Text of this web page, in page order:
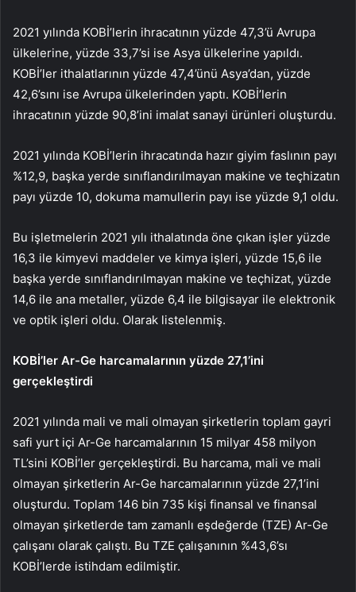
2021 yılında KOBİ’lerin ihracatının yüzde 47,3’ü Avrupa
ülkelerine, yüzde 33,7’si ise Asya ülkelerine yapıldı.
KOBİ’ler ithalatlarının yüzde 47,4’ünü Asya’dan, yüzde
42,6’sını ise Avrupa ülkelerinden yaptı. KOBİ’lerin
ihracatının yüzde 90,8’ini imalat sanayi ürünleri oluşturdu.
2021 yılında KOBİ’lerin ihracatında hazır giyim faslının payı
%12,9, başka yerde sınıflandırılmayan makine ve teçhizatın
payı yüzde 10, dokuma mamullerin payı ise yüzde 9,1 oldu.
Bu işletmelerin 2021 yılı ithalatında öne çıkan işler yüzde
16,3 ile kimyevi maddeler ve kimya işleri, yüzde 15,6 ile
başka yerde sınıflandırılmayan makine ve teçhizat, yüzde
14,6 ile ana metaller, yüzde 6,4 ile bilgisayar ile elektronik
ve optik işleri oldu. Olarak listelenmiş.
KOBİ’ler Ar-Ge harcamalarının yüzde 27,1’ini
gerçekleştirdi
2021 yılında mali ve mali olmayan şirketlerin toplam gayri
safi yurt içi Ar-Ge harcamalarının 15 milyar 458 milyon
TL’sini KOBİ’ler gerçekleştirdi. Bu harcama, mali ve mali
olmayan şirketlerin Ar-Ge harcamalarının yüzde 27,1’ini
oluşturdu. Toplam 146 bin 735 kişi finansal ve finansal
olmayan şirketlerde tam zamanlı eşdeğerde (TZE) Ar-Ge
çalışanı olarak çalıştı. Bu TZE çalışanının %43,6’sı
KOBİ’lerde istihdam edilmiştir.